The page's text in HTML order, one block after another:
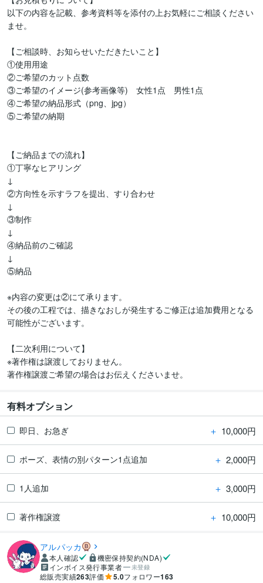
以下の内容を記載、参考資料等を添付の上お気軽にご相談ください
ませ。
【ご相談時、お知らせいただきたいこと】
①使用用途
②ご希望のカット点数
③ご希望のイメージ(参考画像等)　女性1点　男性1点
④ご希望の納品形式（png、jpg）
⑤ご希望の納期
【ご納品までの流れ】
①丁寧なヒアリング
↓
②方向性を示すラフを提出、すり合わせ
↓
③制作
↓
④納品前のご確認
↓
⑤納品
※内容の変更は②にて承ります。
その後の工程では、描きなおしが発生するご修正は追加費用となる
可能性がございます。
【二次利用について】
※著作権は譲渡しておりません。
著作権譲渡ご希望の場合はお伝えくださいませ。
有料オプション
即日、お急ぎ ＋ 10,000円
ポーズ、表情の別パターン1点追加 ＋ 2,000円
1人追加 ＋ 3,000円
著作権譲渡 ＋ 10,000円
アルパッカ
本人確認
機密保持契約(NDA)
インボイス発行事業者
未登録
総販売実績263評価 5.0フォロワー163